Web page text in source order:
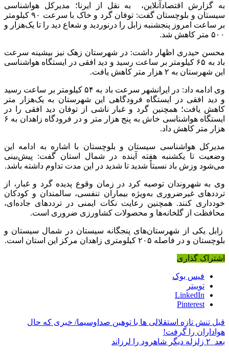
به گزارش اقتصادآنلاین، به نقل از ایرنا؛ مدیرکل هواشناسی
سیستان و بلوچستان گفت: توفان گرد و خاک با سرعت ۹۰ کیلومتر
بر ساعت امروز پنجشنبه زابل را درنوردید و شعاع دید را تا یک‌هزار و
۵۰۰ متر کاهش شد.
محسن حیدری اظهار داشت: در شهرستان زهک نیز بیشینه سرعت
باد به ۶۵ کیلومتر بر ساعت رسید و دید افقی در ایستگاه هواشناسی
این شهرستان به ۲ هزار متر کاهش یافت.
وی ادامه داد: در ایرانشهر سرعت باد به ۵۴ کیلومتر بر ساعت رسید
و دید افقی در ایستگاه فرودگاهی این شهرستان به یک‌هزار متر
کاهش یافت؛ همچنین گرد و غبار ناشی از توفان دید افقی را در
ایستگاه هواشناسی خاش به پنج هزار متر و در فرودگاه زاهدان به ۶
هزار متر کاهش داد.
مدیرکل هواشناسی سیستان و بلوچستان با اشاره به ادامه این
وضعیت تا یکشنبه هفته آینده در شمال استان گفت: پیش‌بینی
می‌شود وزش باد نسبتاً شدید تا شدید در این مدت تداوم داشته باشد.
وی به شهروندان توصیه کرد در زمان وقوع پدیده گرد و غبار، از
ترددهای غیرضروری به‌ویژه بیماران تنفسی، سالمندان و کودکان
خودداری کنند. همچنین رعایت نکات ایمنی در ترددهای جاده‌ای،
محافظت از گلخانه‌ها و محصولات کشاورزی ضروری است.
زابل یکی از شهرستان‌های پنجگانه سیستان در شمال سیستان و
بلوچستان و در فاصله ۲۰۵ کیلومتری زاهدان مرکز این استان است.
اشتراک گذاری
فیس بوک
توییتر
LinkedIn
Pinterest
قبل تنش تازه استقلالی ها با توهین صداوسیما/ خبری که حال
هواداران را گرفت!
بعد